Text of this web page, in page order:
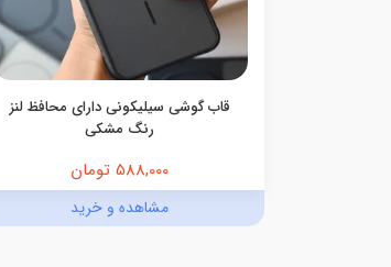
قاب گوشی سیلیکونی دارای محافظ لنز
رنگ مشکی
588,000 تومان
مشاهده و خرید